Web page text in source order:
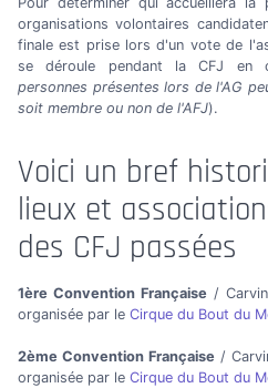
organisations volontaires
finale est prise lors d'un vote de
se déroule pendant la CFJ en
personnes présentes lors de l'AG
soit membre ou non de l'AFJ).
Voici un bref
lieux et
des CFJ passées
1ère Convention Française /
organisée par le Cirque du Bout du
2ème Convention Française /
organisée par le Cirque du Bout du